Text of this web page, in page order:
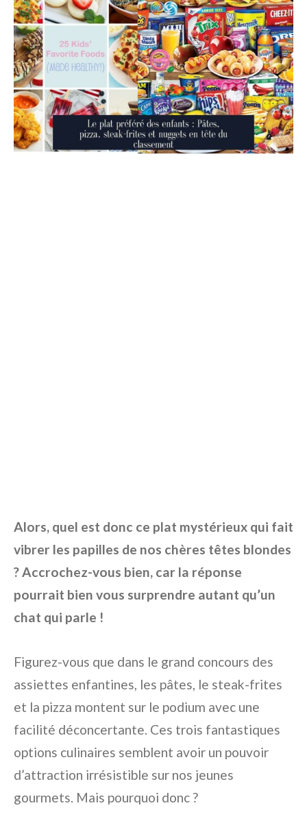
Alors, quel est donc ce plat mystérieux qui fait
vibrer les papilles de nos chères têtes blondes
? Accrochez-vous bien, car la réponse
pourrait bien vous surprendre autant qu’un
chat qui parle !
Figurez-vous que dans le grand concours des
assiettes enfantines, les pâtes, le steak-frites
et la pizza montent sur le podium avec une
facilité déconcertante. Ces trois fantastiques
options culinaires semblent avoir un pouvoir
d’attraction irrésistible sur nos jeunes
gourmets. Mais pourquoi donc ?